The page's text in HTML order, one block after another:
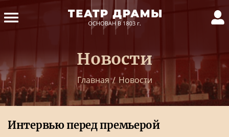
Новости
Главная / Новости
Интервью перед премьерой